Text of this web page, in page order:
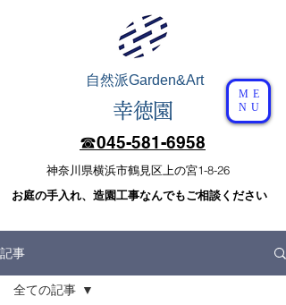
自然派Garden&Art
幸徳園
☎︎​045-581-6958
​神奈川県横浜市鶴見区上の宮1-8-26
​お庭の手入れ、造園工事なんでもご相談ください
ME
NU
記事
全ての記事